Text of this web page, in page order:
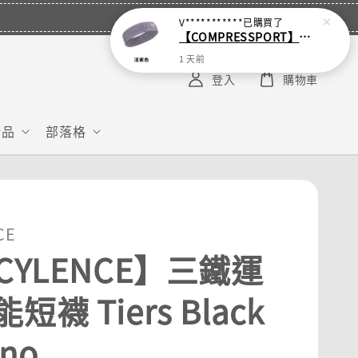
部落格
登入 購物車
】三鐵運
短襪 Tiers Black
V***********已購買了
【COMPRESSPORT】窄版止汗呼吸頭帶2.0_【零碼】
1 天前